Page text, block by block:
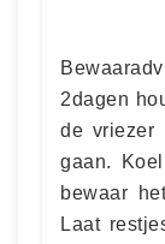
2dagen
de vriezer
gaan.
bewaar
Laat